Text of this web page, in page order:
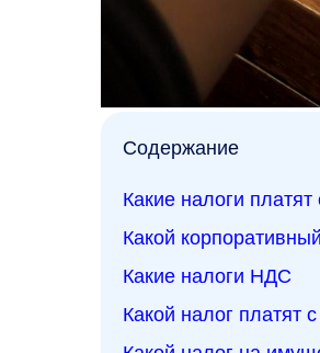
Содержание
Какие налоги
Какой
Какие налоги НДС
Какой налог платят